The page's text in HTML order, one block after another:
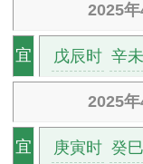
2025
宜 戊辰时 辛
2025
宜 庚寅时 癸